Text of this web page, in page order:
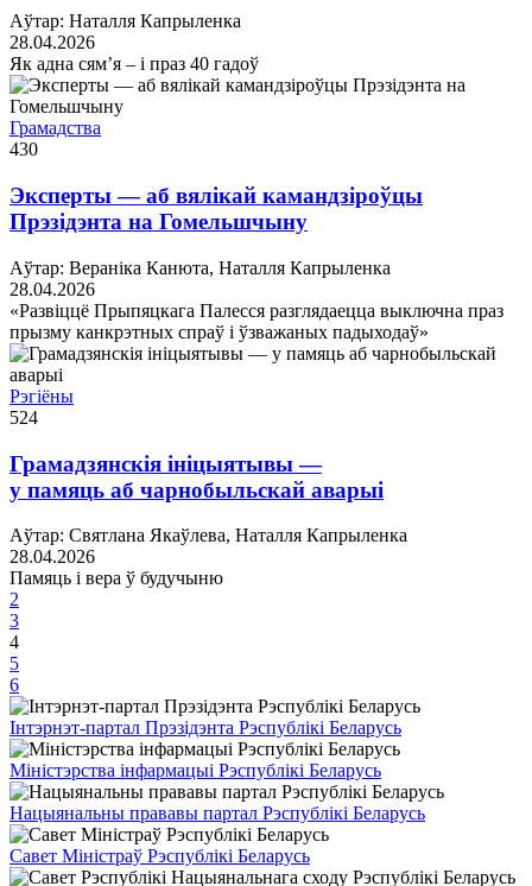
Аўтар: Наталля Капрыленка
28.04.2026
Як адна сям’я – і праз 40 гадоў
Грамадства
430
Эксперты — аб вялікай камандзіроўцы
Прэзідэнта на Гомельшчыну
Аўтар: Вераніка Канюта, Наталля Капрыленка
28.04.2026
«Развіццё Прыпяцкага Палесся разглядаецца выключна праз
прызму канкрэтных спраў і ўзважаных падыходаў»
Рэгіёны
524
Грамадзянскія ініцыятывы —
у памяць аб чарнобыльскай аварыі
Аўтар: Святлана Якаўлева, Наталля Капрыленка
28.04.2026
Памяць і вера ў будучыню
2
3
4
5
6
Інтэрнэт-партал Прэзідэнта Рэспублікі Беларусь
Міністэрства інфармацыі Рэспублікі Беларусь
Нацыянальны прававы партал Рэспублікі Беларусь
Савет Міністраў Рэспублікі Беларусь